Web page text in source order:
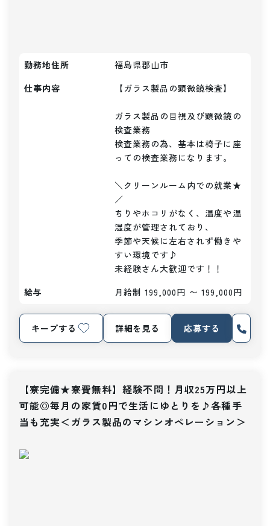
勤務地住所
福島県郡山市
仕事内容
【ガラス製品の顕微鏡検査】
ガラス製品の目視及び顕微鏡の
検査業務
検査業務の為、基本は椅子に座
っての検査業務になります。
＼クリーンルーム内での就業★
／
ちりやホコリがなく、温度や温
湿度が管理されており、
季節や天候に左右されず働きや
すい環境です♪
未経験さん大歓迎です！！
給与
月給制 199,000円 〜 199,000円
キープする 詳細を見る 応募する
【寮完備★寮費無料】経験不問！月収25万円以上
可能◎毎月の家賃0円で生活にゆとりを♪各種手
当も充実＜ガラス製品のマシンオペレーション＞